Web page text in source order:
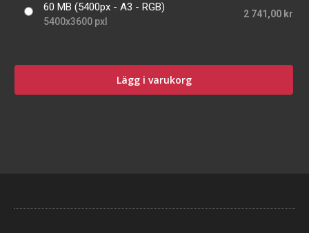
60 MB (5400px - A3 - RGB)
5400x3600 pxl
2 741,00 kr
Lägg i varukorg